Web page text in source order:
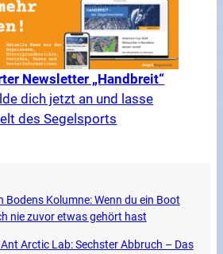
Newsletter „Handbreit“
dich jetzt an und lasse
des Segelsports
Bodens Kolumne: Wenn du ein Boot
nie zuvor etwas gehört hast
Arctic Lab: Sechster Abbruch – Das